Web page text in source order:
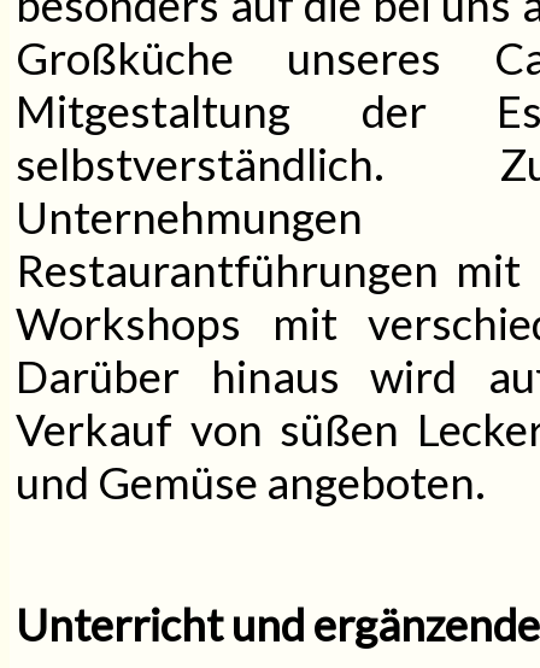
Großküche unseres
Mitgestaltung der
Unternehmungen
Restaurantführungen
Workshops mit
Darüber hinaus wird
Verkauf von süßen
und Gemüse angeboten.
Unterricht und